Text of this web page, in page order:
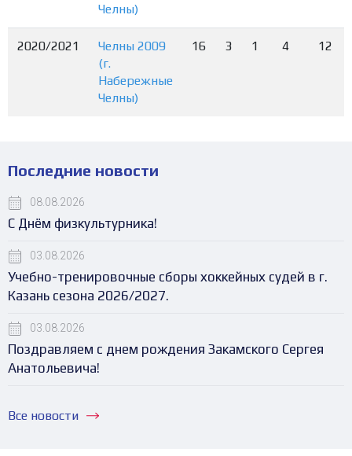
Челны)
2020/2021
Челны 2009
(г.
Набережные
Челны)
16 3 1 4 12
Последние новости
08.08.2026
С Днём физкультурника!
03.08.2026
Учебно-тренировочные сборы хоккейных судей в г.
Казань сезона 2026/2027.
03.08.2026
Поздравляем с днем рождения Закамского Сергея
Анатольевича!
Все новости